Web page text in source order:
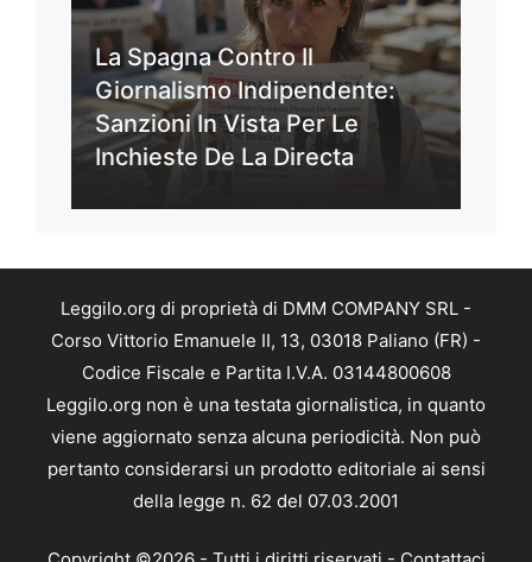
La Spagna Contro Il
Giornalismo Indipendente:
Sanzioni In Vista Per Le
Inchieste De La Directa
Leggilo.org di proprietà di DMM COMPANY SRL -
Corso Vittorio Emanuele II, 13, 03018 Paliano (FR) -
Codice Fiscale e Partita I.V.A. 03144800608
Leggilo.org non è una testata giornalistica, in quanto
viene aggiornato senza alcuna periodicità. Non può
pertanto considerarsi un prodotto editoriale ai sensi
della legge n. 62 del 07.03.2001